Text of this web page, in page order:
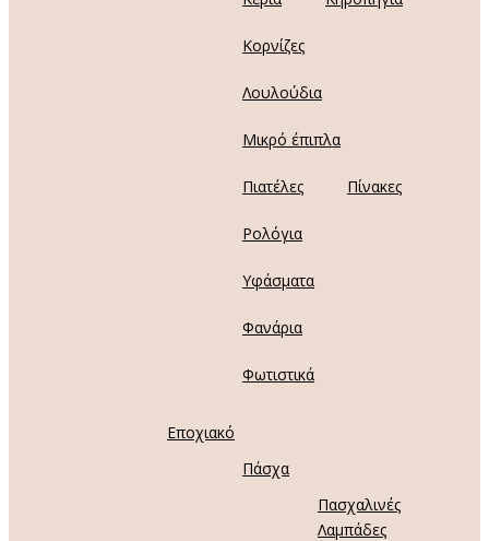
Κορνίζες
Λουλούδια
Μικρό έπιπλα
Πιατέλες Πίνακες
Ρολόγια
Υφάσματα
Φανάρια
Φωτιστικά
Εποχιακό
Πάσχα
Πασχαλινές
Λαμπάδες